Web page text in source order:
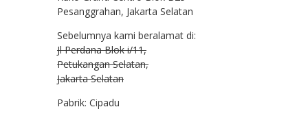
Pesanggrahan, Jakarta Selatan
Sebelumnya kami beralamat di:
Jl Perdana Blok i/11,
Petukangan Selatan,
Jakarta Selatan
Pabrik: Cipadu